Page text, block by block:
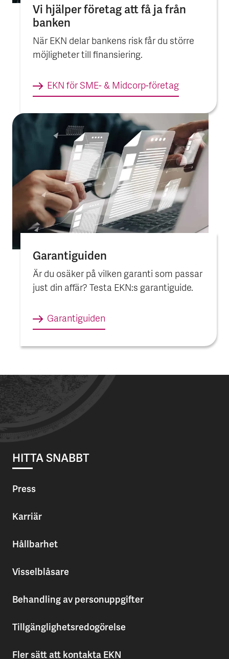
Vi hjälper före­tag att få ja från
banken
När EKN delar bankens risk får du större
möjligheter till finansiering.
EKN för SME- & Midcorp-företag
Garantiguiden
Är du osäker på vilken garanti som passar
just din affär? Testa EKN:s garantiguide.
Garantiguiden
HITTA SNABBT
Press
Karriär
Hållbarhet
Visselblåsare
Behandling av personuppgifter
Tillgänglighetsredogörelse
Fler sätt att kontakta EKN